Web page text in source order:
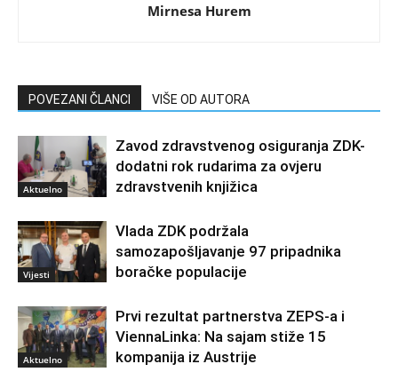
Mirnesa Hurem
POVEZANI ČLANCI VIŠE OD AUTORA
Aktuelno
Zavod zdravstvenog osiguranja ZDK-
dodatni rok rudarima za ovjeru
zdravstvenih knjižica
Vijesti
Vlada ZDK podržala
samozapošljavanje 97 pripadnika
boračke populacije
Aktuelno
Prvi rezultat partnerstva ZEPS-a i
ViennaLinka: Na sajam stiže 15
kompanija iz Austrije